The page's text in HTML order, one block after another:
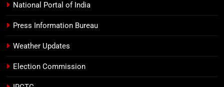
National Portal of India
Press Information Bureau
Weather Updates
Election Commission